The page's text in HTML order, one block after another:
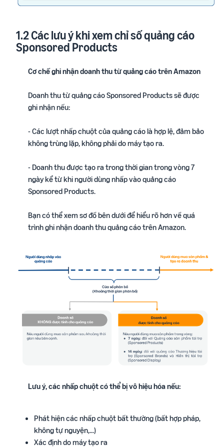
1.2 Các lưu ý khi xem chỉ số quảng cáo
Sponsored Products
Cơ chế ghi nhận doanh thu từ quảng cáo trên Amazon
Doanh thu từ quảng cáo Sponsored Products sẽ được
ghi nhận nếu:
- Các lượt nhấp chuột của quảng cáo là hợp lệ, đảm bảo
không trùng lặp, không phải do máy tạo ra.
- Doanh thu được tạo ra trong thời gian trong vòng 7
ngày kể từ khi người dùng nhấp vào quảng cáo
Sponsored Products.
Bạn có thể xem sơ đồ bên dưới để hiểu rõ hơn về quá
trình ghi nhận doanh thu quảng cáo trên Amazon.
Lưu ý, các nhấp chuột có thể bị vô hiệu hóa nếu:
Phát hiện các nhấp chuột bất thường (bất hợp pháp,
không tự nguyện,...)
Xác định do máy tạo ra